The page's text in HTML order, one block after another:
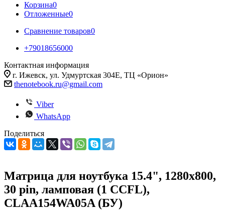
Корзина0
Отложенные0
Сравнение товаров0
+79018656000
Контактная информация
г. Ижевск, ул. Удмуртская 304Е, ТЦ «Орион»
thenotebook.ru@gmail.com
Viber
WhatsApp
Поделиться
Матрица для ноутбука 15.4", 1280x800,
30 pin, ламповая (1 CCFL),
CLAA154WA05A (БУ)